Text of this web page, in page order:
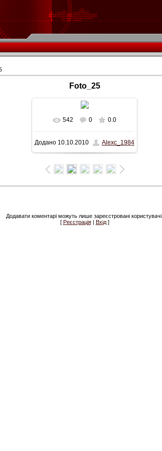
Foto_25
У реальному розмірі
800x520/ 80.6Kb
542 0 0.0
Додано 10.10.2010 Alexc_1984
Додавати коментарі можуть лише зареєстровані користувачі.
[ Реєстрація| Вхід]